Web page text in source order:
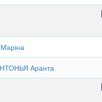
Аранта